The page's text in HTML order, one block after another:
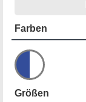
Farben
Größen